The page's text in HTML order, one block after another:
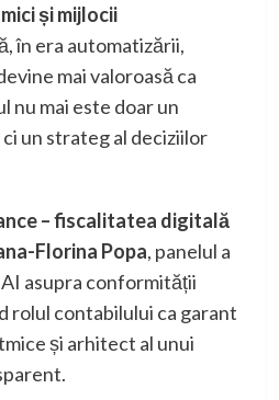
și mijlocii
în era automatizării,
mai valoroasă ca
nu mai este doar un
un strateg al deciziilor
– fiscalitatea digitală
Florina Popa, panelul a
asupra conformității
rolul contabilului ca garant
și arhitect al unui